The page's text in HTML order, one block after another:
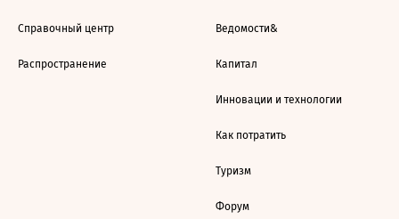
Справочный центр
Распространение
Ведомости&
Капитал
Инновации и технологии
Как потратить
Туризм
Форум